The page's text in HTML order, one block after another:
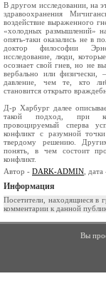
В другом исследовании, на
здравоохранения
воздействие выраженного
«холодных размышлений»
опять-таки оказались не в
доктор философии
исследование, люди,
осознает свой гнев, но не
вербально или физически,
давление, чем те, кто
становится открыто
Д-р Харбург далее
такой подход, при
провоцируемый сперва
конфликт с разумной
твердому решению.
понять, в чем состоит
конфликт.
Автор - DARK-ADMIN ,
Информация
Посетители, находящиеся в
комментарии к данной
Вы